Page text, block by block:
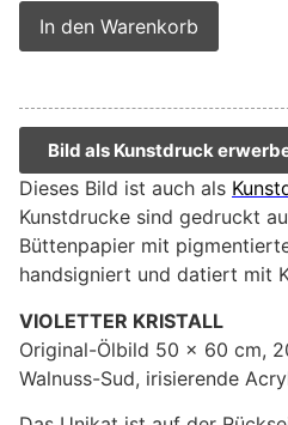
In den Warenkorb
Bild als Kunstdruck
Dieses Bild ist auch als
Kunstdrucke sind gedruckt
Büttenpapier mit
handsigniert und datiert mit
VIOLETTER KRISTALL
Original-Ölbild 50 x 60 cm,
Walnuss-Sud, irisierende